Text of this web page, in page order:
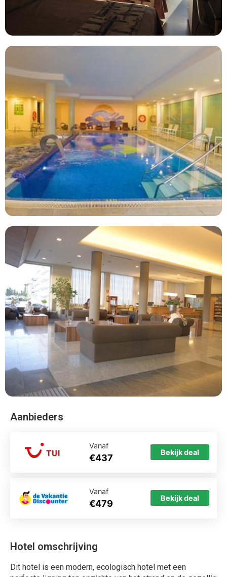
Hotel omschrijving
Dit hotel is een modern, ecologisch hotel met een
Aanbieders
Vanaf
€437 Bekijk deal
Vanaf
€479 Bekijk deal